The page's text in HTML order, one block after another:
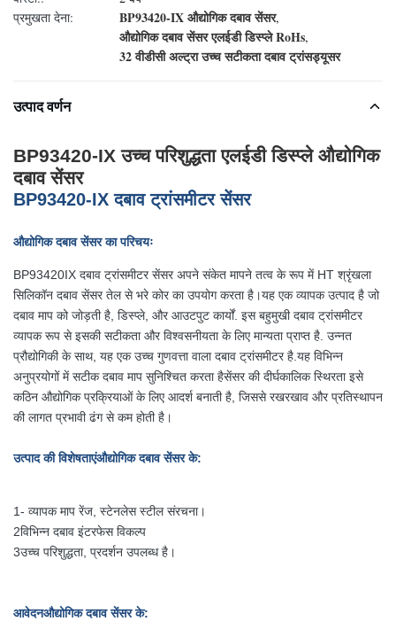
प्रमुखता देना:
BP93420-IX औद्योगिक दबाव सेंसर,
औद्योगिक दबाव सेंसर एलईडी डिस्प्ले RoHs,
32 वीडीसी अल्ट्रा उच्च सटीकता दबाव ट्रांसड्यूसर
उत्पाद वर्णन
BP93420-IX उच्च परिशुद्धता एलईडी डिस्प्ले औद्योगिक
दबाव सेंसर
BP93420-IX दबाव ट्रांसमीटर सेंसर
औद्योगिक दबाव सेंसर का परिचयः
BP93420IX दबाव ट्रांसमीटर सेंसर अपने संकेत मापने तत्व के रूप में HT श्रृंखला
सिलिकॉन दबाव सेंसर तेल से भरे कोर का उपयोग करता है।यह एक व्यापक उत्पाद है जो
दबाव माप को जोड़ती है, डिस्प्ले, और आउटपुट कार्यों. इस बहुमुखी दबाव ट्रांसमीटर
व्यापक रूप से इसकी सटीकता और विश्वसनीयता के लिए मान्यता प्राप्त है. उन्नत
प्रौद्योगिकी के साथ, यह एक उच्च गुणवत्ता वाला दबाव ट्रांसमीटर है.यह विभिन्न
अनुप्रयोगों में सटीक दबाव माप सुनिश्चित करता हैसेंसर की दीर्घकालिक स्थिरता इसे
कठिन औद्योगिक प्रक्रियाओं के लिए आदर्श बनाती है, जिससे रखरखाव और प्रतिस्थापन
की लागत प्रभावी ढंग से कम होती है।
उत्पाद की विशेषताएंऔद्योगिक दबाव सेंसर के:
1- व्यापक माप रेंज, स्टेनलेस स्टील संरचना।
2विभिन्न दबाव इंटरफेस विकल्प
3उच्च परिशुद्धता, प्रदर्शन उपलब्ध है।
आवेदनऔद्योगिक दबाव सेंसर के: